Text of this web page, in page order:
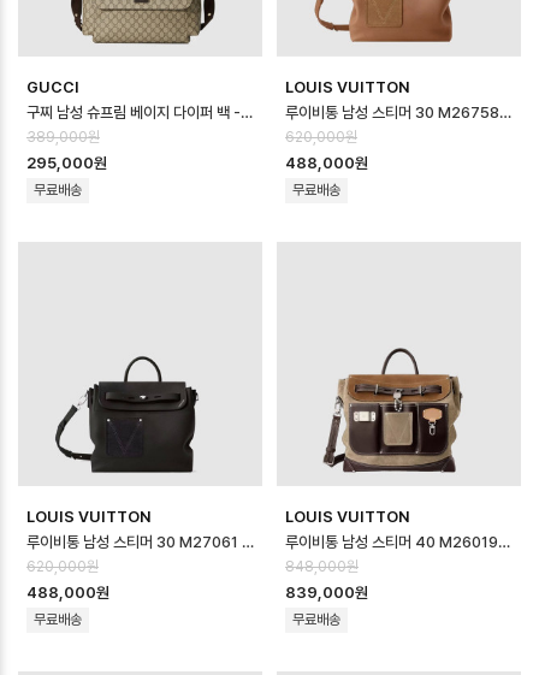
GUCCI
구찌 남성 슈프림 베이지 다이퍼 백 - Gucci Mens Supreme Beige Dia…
389,000원
295,000원
무료배송
LOUIS VUITTON
루이비통 남성 스티머 30 M26758 - Louis vuitton Mens Steamer…
620,000원
488,000원
무료배송
LOUIS VUITTON
루이비통 남성 스티머 30 M27061 - Louis vuitton Mens Steamer…
620,000원
488,000원
무료배송
LOUIS VUITTON
루이비통 남성 스티머 40 M26019 - Louis vuitton Mens Steamer…
848,000원
839,000원
무료배송